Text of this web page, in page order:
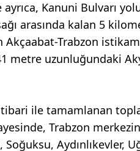
ayrıca, Kanuni Bulvarı
arasında kalan 5
Akçaabat-Trabzon
metre uzunluğundaki
itibari ile tamamlanan
Trabzon
Aydınlıkevler,